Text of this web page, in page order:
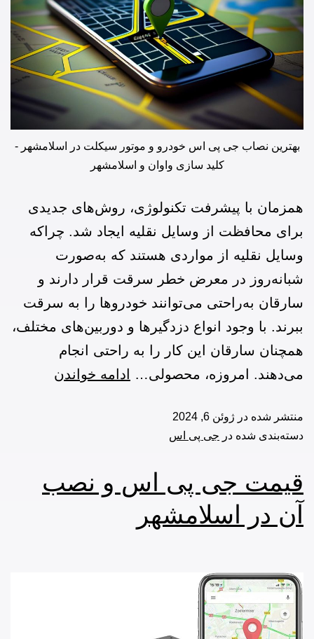
بهترین نصاب جی پی اس خودرو و موتور سیکلت در اسلامشهر -
کلید سازی واوان و اسلامشهر
همزمان با پیشرفت تکنولوژی، روش‌های جدیدی
برای محافظت از وسایل نقلیه ایجاد شد. چراکه
وسایل نقلیه از مواردی هستند که به‌صورت
شبانه‌روز در معرض خطر سرقت قرار دارند و
سارقان به‌راحتی می‌توانند خودرو‌ها را به سرقت
ببرند. با وجود انواع دزدگیر‌ها و دوربین‌های مختلف،
همچنان سارقان این کار را به راحتی انجام
می‌دهند. امروزه، محصولی… ادامه خواندن
منتشر شده در ژوئن 6, 2024
دسته‌بندی شده در جی پی اس
قیمت جی پی اس و نصب
آن در اسلامشهر